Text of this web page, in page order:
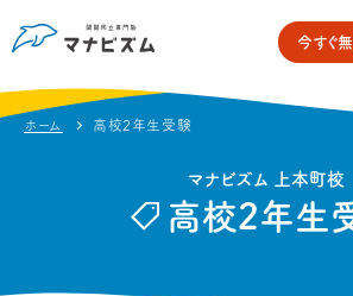
今すぐ
ホーム 高校2年生受験
マナビズム 上本町校
高校2年生